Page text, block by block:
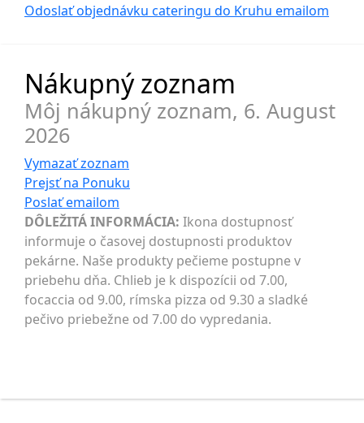
Odoslať objednávku cateringu do Kruhu emailom
Nákupný zoznam
Môj nákupný zoznam, 6. August
2026
Vymazať zoznam
Prejsť na Ponuku
Poslaťemailom
DÔLEŽITÁ INFORMÁCIA: Ikona dostupnosť
informuje o časovej dostupnosti produktov
pekárne. Naše produkty pečieme postupne v
priebehu dňa. Chlieb je k dispozícii od 7.00,
focaccia od 9.00, rímska pizza od 9.30 a sladké
pečivo priebežne od 7.00 do vypredania.